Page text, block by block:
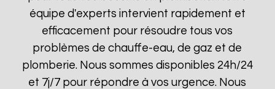
équipe d'experts intervient rapidement et
efficacement pour résoudre tous vos
problèmes de chauffe-eau, de gaz et de
plomberie. Nous sommes disponibles 24h/24
et 7j/7 pour répondre à vos urgence. Nous